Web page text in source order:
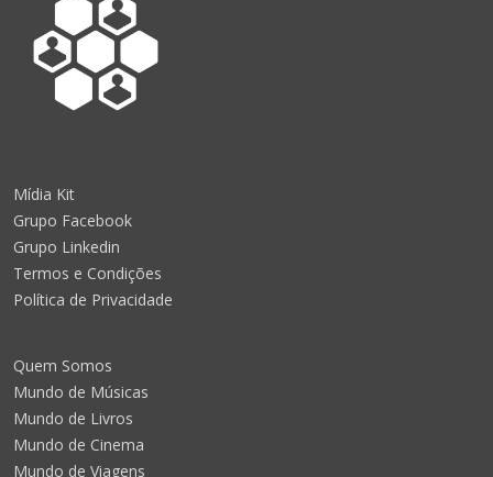
Mídia Kit
Grupo Facebook
Grupo Linkedin
Termos e Condições
Política de Privacidade
Quem Somos
Mundo de Músicas
Mundo de Livros
Mundo de Cinema
Mundo de Viagens